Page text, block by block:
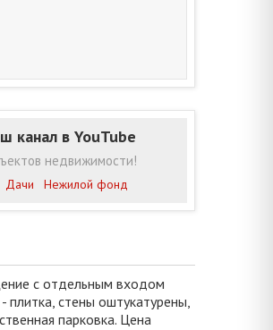
канал в YouTube
недвижимости!
Дачи Нежилой фонд
с отдельным входом
плитка, стены оштукатурены,
парковка. Цена